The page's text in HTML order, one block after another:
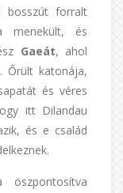
bosszút forralt
menekült, és
Gaeát, ahol
Őrült katonája,
és véres
itt Dilandau
és e család
öszpontosítva